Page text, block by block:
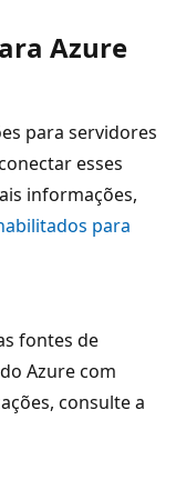
Azure
para servidores
esses
informações,
para
fontes de
Azure com
consulte a